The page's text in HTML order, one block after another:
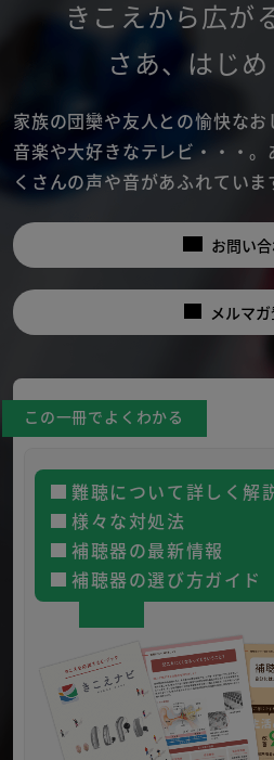
きこえから広が
さあ、 はじ
家族の団欒や友人との愉快なお
音楽や大好きなテレビ・・・。
くさんの声や音があふれていま
お問い
メルマ
この一冊でよくわかる
難聴について詳しく解
様々な対処法
補聴器の最新情報
補聴器の選び方ガイド